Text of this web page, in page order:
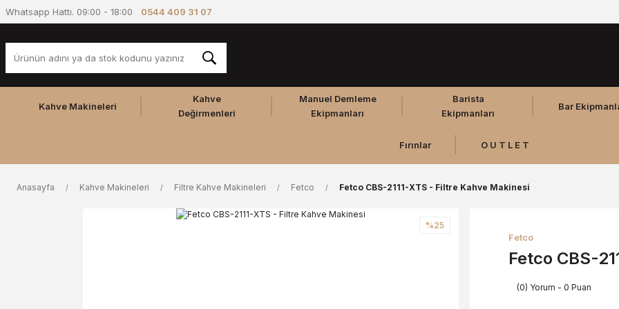
Whatsapp Hattı. 09:00 - 18:00 0544 409 31 07
Kahve Makineleri
Kahve
Değirmenleri
Manuel Demleme
Ekipmanları
Barista
Ekipmanları
Bar
Fırınlar O U T L E T
Anasayfa Kahve Makineleri Filtre Kahve Makineleri Fetco Fetco CBS-2111-XTS - Filtre Kahve Makinesi
%25
Fetco
Fetco CBS-
(0) Yorum - 0 Puan